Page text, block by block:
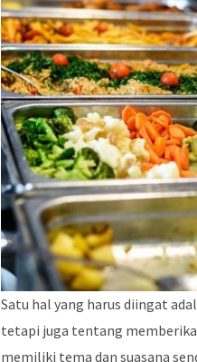
Satu hal yang harus diingat
tetapi juga tentang
memiliki tema dan suasana